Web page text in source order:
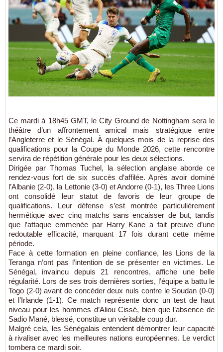
Ce mardi à 18h45 GMT, le City Ground de Nottingham sera le
théâtre d’un affrontement amical mais stratégique entre
l’Angleterre et le Sénégal. À quelques mois de la reprise des
qualifications pour la Coupe du Monde 2026, cette rencontre
servira de répétition générale pour les deux sélections.
Dirigée par Thomas Tuchel, la sélection anglaise aborde ce
rendez-vous fort de six succès d’affilée. Après avoir dominé
l’Albanie (2-0), la Lettonie (3-0) et Andorre (0-1), les Three Lions
ont consolidé leur statut de favoris de leur groupe de
qualifications. Leur défense s’est montrée particulièrement
hermétique avec cinq matchs sans encaisser de but, tandis
que l’attaque emmenée par Harry Kane a fait preuve d’une
redoutable efficacité, marquant 17 fois durant cette même
période.
Face à cette formation en pleine confiance, les Lions de la
Teranga n’ont pas l’intention de se présenter en victimes. Le
Sénégal, invaincu depuis 21 rencontres, affiche une belle
régularité. Lors de ses trois dernières sorties, l’équipe a battu le
Togo (2-0) avant de concéder deux nuls contre le Soudan (0-0)
et l’Irlande (1-1). Ce match représente donc un test de haut
niveau pour les hommes d’Aliou Cissé, bien que l’absence de
Sadio Mané, blessé, constitue un véritable coup dur.
Malgré cela, les Sénégalais entendent démontrer leur capacité
à rivaliser avec les meilleures nations européennes. Le verdict
tombera ce mardi soir.